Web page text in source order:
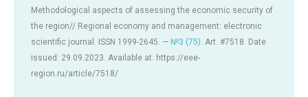
Methodological aspects of assessing the economic security of
the region// Regional economy and management: electronic
scientific journal. ISSN 1999-2645. — №3 (75). Art. #7518. Date
issued: 29.09.2023. Available at: https://eee-
region.ru/article/7518/